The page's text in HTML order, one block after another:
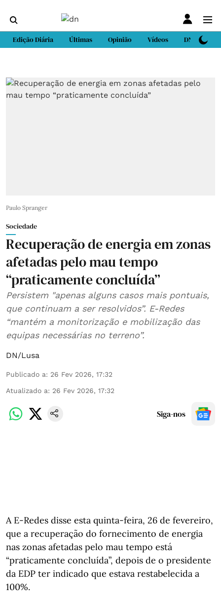
Edição Diária Últimas Opinião Vídeos DN Sport
Paulo Spranger
Sociedade
Recuperação de energia em zonas
afetadas pelo mau tempo
“praticamente concluída”
Persistem "apenas alguns casos mais pontuais,
que continuam a ser resolvidos”. E-Redes
“mantém a monitorização e mobilização das
equipas necessárias no terreno”.
DN/Lusa
Publicado a: 26 Fev 2026, 17:32
Atualizado a: 26 Fev 2026, 17:32
Siga-nos
A E-Redes disse esta quinta-feira, 26 de fevereiro,
que a recuperação do fornecimento de energia
nas zonas afetadas pelo mau tempo está
“praticamente concluída”, depois de o presidente
da EDP ter indicado que estava restabelecida a
100%.